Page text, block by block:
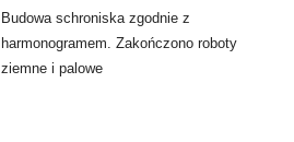
Budowa schroniska zgodnie z
harmonogramem. Zakończono roboty
ziemne i palowe